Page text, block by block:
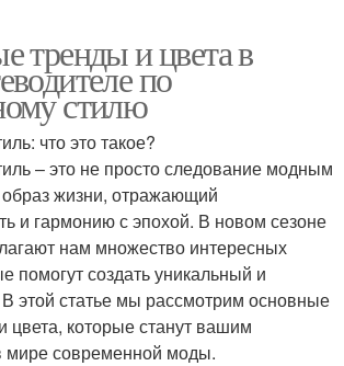
тренды и цвета в
по
стилю
что это такое?
– это не просто следование модным
жизни, отражающий
и гармонию с эпохой. В новом сезоне
нам множество интересных
помогут создать уникальный и
этой статье мы рассмотрим основные
которые станут вашим
мире современной моды.